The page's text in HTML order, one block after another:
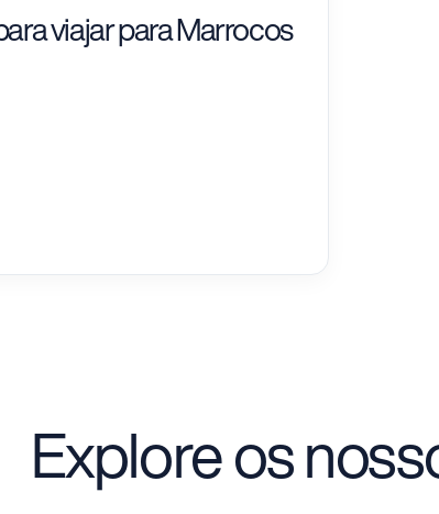
viajar para Marrocos
Explore os